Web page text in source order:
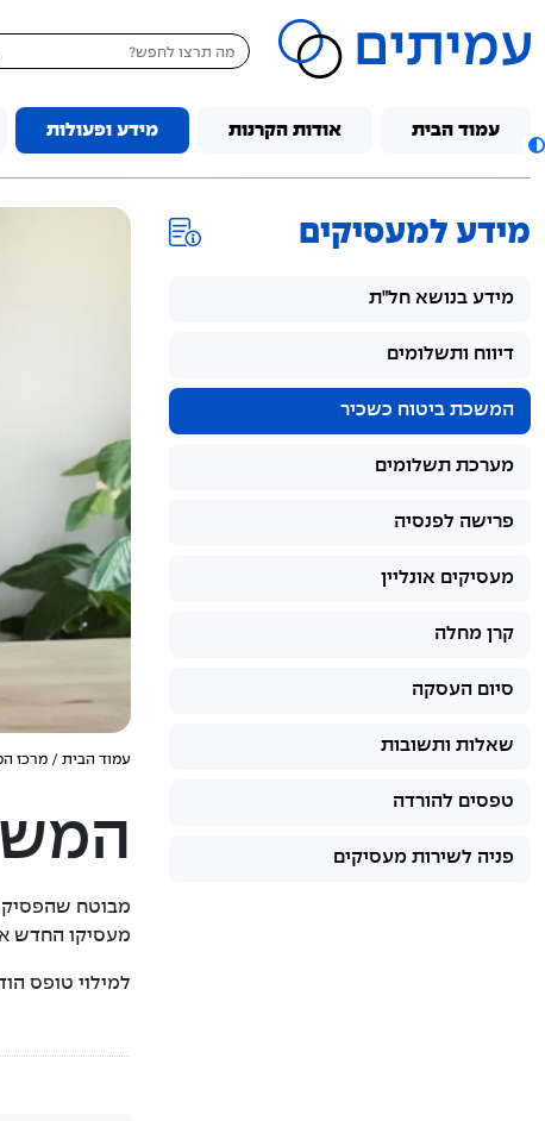
עמוד הבית אודות הקרנות מידע ופעולות
מידע למעסיקים
מידע בנושא חל"ת
דיווח ותשלומים
המשכת ביטוח כשכיר
מערכת תשלומים
פרישה לפנסיה
מעסיקים אונליין
קרן מחלה
סיום העסקה
שאלות ותשובות
טפסים להורדה
פניה לשירות מעסיקים
עמוד הבית / מרכז
מבוטח שהפסיק
מעסיקו החדש
למילוי טופס